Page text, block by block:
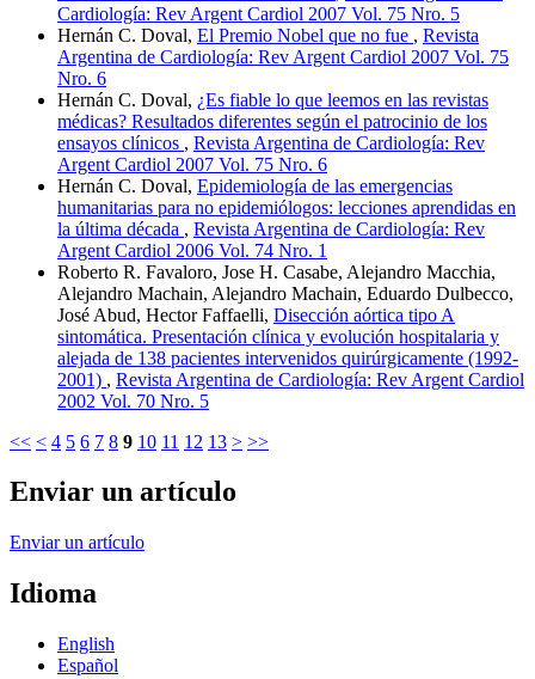
Cardiología: Rev Argent Cardiol 2007 Vol. 75 Nro. 5
Hernán C. Doval, El Premio Nobel que no fue , Revista
Argentina de Cardiología: Rev Argent Cardiol 2007 Vol. 75
Nro. 6
Hernán C. Doval, ¿Es fiable lo que leemos en las revistas
médicas? Resultados diferentes según el patrocinio de los
ensayos clínicos , Revista Argentina de Cardiología: Rev
Argent Cardiol 2007 Vol. 75 Nro. 6
Hernán C. Doval, Epidemiología de las emergencias
humanitarias para no epidemiólogos: lecciones aprendidas en
la última década , Revista Argentina de Cardiología: Rev
Argent Cardiol 2006 Vol. 74 Nro. 1
Roberto R. Favaloro, Jose H. Casabe, Alejandro Macchia,
Alejandro Machain, Alejandro Machain, Eduardo Dulbecco,
José Abud, Hector Faffaelli, Disección aórtica tipo A
sintomática. Presentación clínica y evolución hospitalaria y
alejada de 138 pacientes intervenidos quirúrgicamente (1992-
2001) , Revista Argentina de Cardiología: Rev Argent Cardiol
2002 Vol. 70 Nro. 5
<< < 4 5 6 7 8 9 10 11 12 13 > >>
Enviar un artículo
Enviar un artículo
Idioma
English
Español